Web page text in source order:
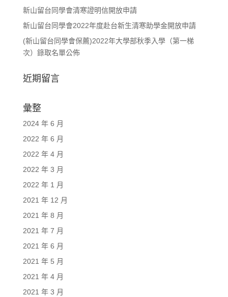
新山留台同學會清寒證明信開放申請
新山留台同學會2022年度赴台新生清寒助學金開放申請
(新山留台同學會保薦)2022年大學部秋季入學（第一梯
次）錄取名單公佈
近期留言
彙整
2024 年 6 月
2022 年 6 月
2022 年 4 月
2022 年 3 月
2022 年 1 月
2021 年 12 月
2021 年 8 月
2021 年 7 月
2021 年 6 月
2021 年 5 月
2021 年 4 月
2021 年 3 月